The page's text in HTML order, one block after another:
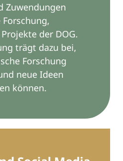
Zuwendungen
Forschung,
der DOG.
trägt dazu bei,
Forschung
neue Ideen
können.